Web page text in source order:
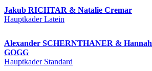
Jakub RICHTAR & Natalie Cremar
Hauptkader Latein
Alexander SCHERNTHANER & Hannah
GOGG
Hauptkader Standard